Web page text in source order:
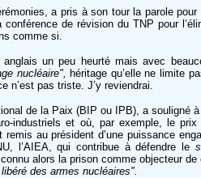
a pris à son tour la parole
de révision du TNP pour
comme si.
un peu heurté mais avec
nucléaire", héritage qu’elle ne limite
n’est pas triste. J’y reviendrai.
de la Paix (BIP ou IPB), a souligné
industriels et où, par exemple, le prix
au président d’une puissance
l’AIEA, qui contribue à défendre le
alors la prison comme objecteur de
des armes nucléaires".